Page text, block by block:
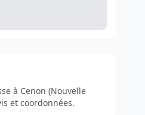
à Cenon (Nouvelle
et coordonnées.